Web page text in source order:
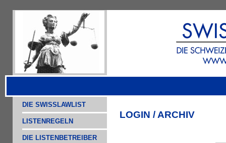
DIE SWISSLAWLIST
LISTENREGELN
DIE LISTENBETREIBER
LOGIN / ARCHIV